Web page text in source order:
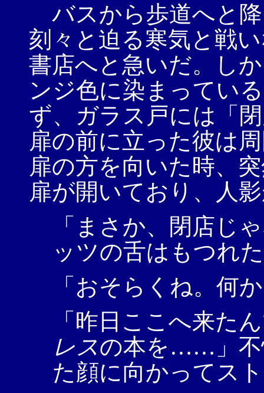
バスから歩道へと
刻々と迫る寒気と戦
書店へと急いだ。し
ンジ色に染まってい
ず、ガラス戸には「
扉の前に立った彼は
扉の方を向いた時、
扉が開いており、人
「まさか、閉店じ
ッツの舌はもつれ
「おそらくね。何
「昨日ここへ来た
レスの本を……」不
た顔に向かってス